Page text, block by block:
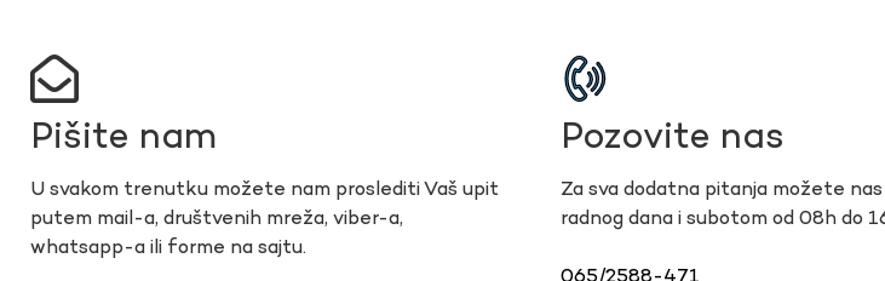
Pišite nam
U svakom trenutku možete nam proslediti Vaš upit
putem mail-a, društvenih mreža, viber-a,
whatsapp-a ili forme na sajtu.
Pozovite nas
Za sva dodatna pitanja možete
radnog dana i subotom od 08h do